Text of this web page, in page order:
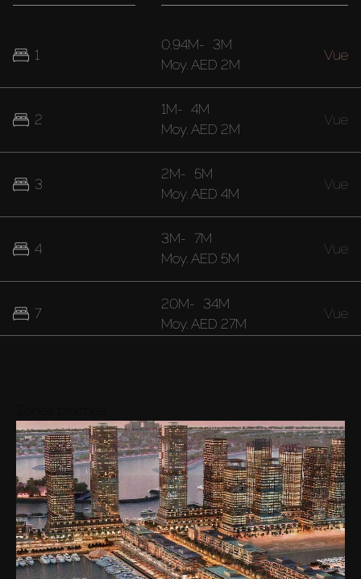
1
2
3
4
7
0.94M- 3M
Moy. AED 2M
Vue
1M- 4M
Moy. AED 2M
Vue
2M- 5M
Moy. AED 4M
Vue
3M- 7M
Moy. AED 5M
Vue
20M- 34M
Moy. AED 27M
Vue